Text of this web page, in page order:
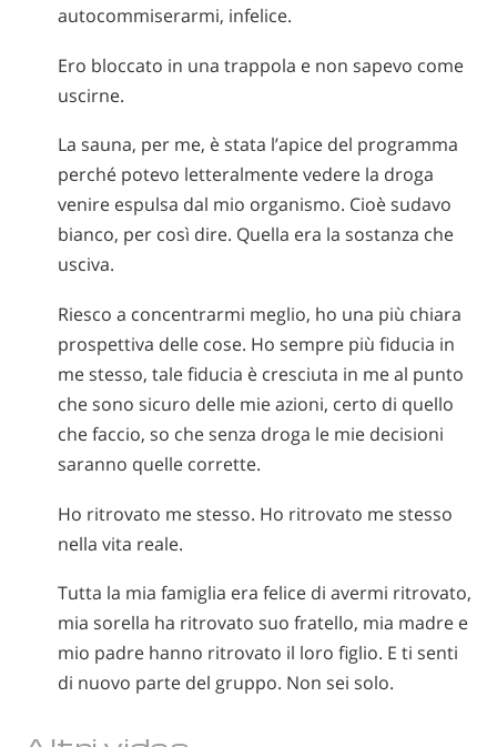
autocommiserarmi, infelice.
Ero bloccato in una trappola e non sapevo come
uscirne.
La sauna, per me, è stata l’apice del programma
perché potevo letteralmente vedere la droga
venire espulsa dal mio organismo. Cioè sudavo
bianco, per così dire. Quella era la sostanza che
usciva.
Riesco a concentrarmi meglio, ho una più chiara
prospettiva delle cose. Ho sempre più fiducia in
me stesso, tale fiducia è cresciuta in me al punto
che sono sicuro delle mie azioni, certo di quello
che faccio, so che senza droga le mie decisioni
saranno quelle corrette.
Ho ritrovato me stesso. Ho ritrovato me stesso
nella vita reale.
Tutta la mia famiglia era felice di avermi ritrovato,
mia sorella ha ritrovato suo fratello, mia madre e
mio padre hanno ritrovato il loro figlio. E ti senti
di nuovo parte del gruppo. Non sei solo.